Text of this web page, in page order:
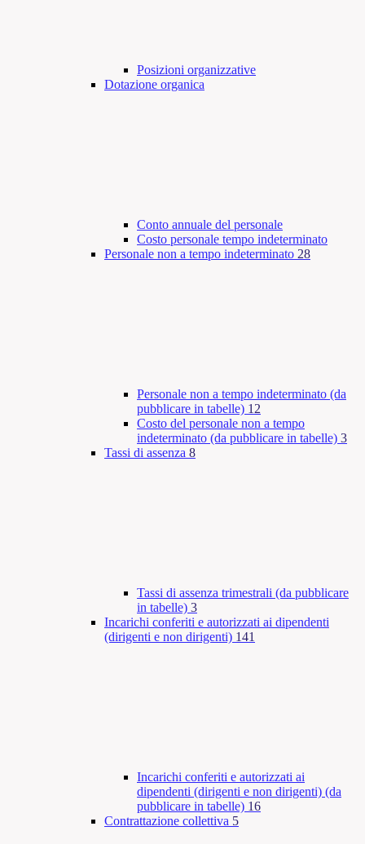
Posizioni organizzative
Dotazione organica
Conto annuale del personale
Costo personale tempo indeterminato
Personale non a tempo indeterminato 28
Personale non a tempo indeterminato (da
pubblicare in tabelle) 12
Costo del personale non a tempo
indeterminato (da pubblicare in tabelle) 3
Tassi di assenza 8
Tassi di assenza trimestrali (da pubblicare
in tabelle) 3
Incarichi conferiti e autorizzati ai dipendenti
(dirigenti e non dirigenti) 141
Incarichi conferiti e autorizzati ai
dipendenti (dirigenti e non dirigenti) (da
pubblicare in tabelle) 16
Contrattazione collettiva 5